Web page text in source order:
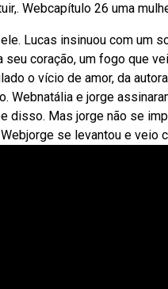
Webcapítulo 26 uma
Lucas insinuou com um
coração, um fogo que
o vício de amor, da
Webnatália e jorge
disso. Mas jorge não se
se levantou e veio